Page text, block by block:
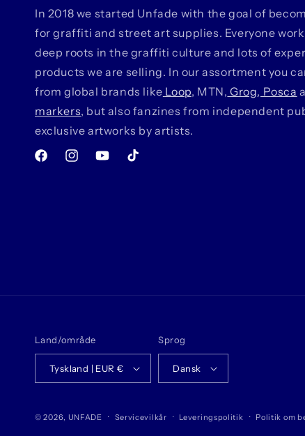
In 2018 we started Unfade with the goal of
for graffiti and street art supplies. Everyone
deep roots in the graffiti culture and lots of
products we are selling. In our assortment you
from global brands like Loop, MTN, Grog, Posca
markers, but also fanzines from independent
exclusive artworks by artists.
FacebookInstagramYouTubeTikTok
Land/område
Tyskland | EUR €
Sprog
Dansk
© 2026, UNFADE Servicevilkår Leveringspolitik Politik om